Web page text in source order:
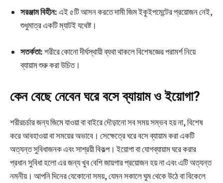
সরঞ্জাম বিহীন:এই ৫টি আসন করতে দামী জিম ইকুইপমেন্টের প্রয়োজন নেই,
শুধুমাত্র একটি ম্যাটই যথেষ্ট।
সতর্কতা:শরীরে কোনো দীর্ঘস্থায়ী ব্যথা থাকলে বিশেষজ্ঞের পরামর্শ নিয়ে
ব্যায়াম শুরু করা উচিত।
কেন বেছে নেবেন ঘরে বসে ব্যায়াম ও ইয়োগা?
শরীরচর্চার জন্য জিমে যাওয়া বা বাইরে দৌড়ানো সব সময় সম্ভব হয় না, বিশেষ
করে আবহাওয়া বা সময়ের অভাবে। সেক্ষেত্রে ঘরে বসে ব্যায়াম করা একটি
অত্যন্ত সুবিধাজনক এবং সাশ্রয়ী বিকল্প। ইয়োগা বা যোগব্যায়াম ঘরে করার
প্রধান সুবিধা হলো এর জন্য খুব বেশি জায়গার প্রয়োজন হয় না এবং এটি অত্যন্ত
নমনীয়। আপনি দিনের যেকোনো সময়, যেমন সকালে ঘুম থেকে উঠে বা বিকেলে